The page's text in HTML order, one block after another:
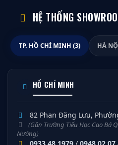
HỆ THỐNG
TP. HỒ CHÍ MINH (3) HÀ
HỒ CHÍ MINH
82 Phan Đăng Lưu,
(Gần Trường Tiểu Học Cao Bá
Nướng)